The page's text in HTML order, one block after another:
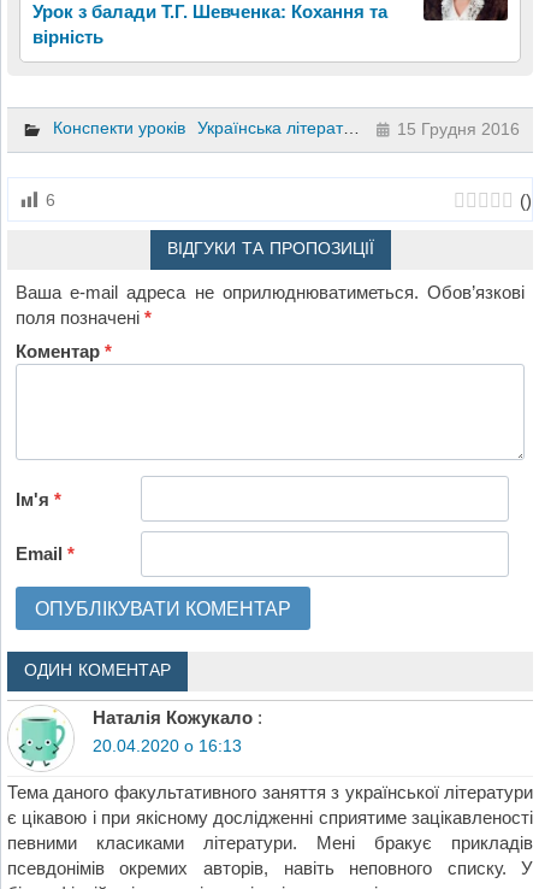
Урок з балади Т.Г. Шевченка: Кохання та
вірність
Конспекти уроків Українська література 10 клас 11 клас
15 Грудня 2016
6 ()
ВІДГУКИ ТА ПРОПОЗИЦІЇ
Ваша e-mail адреса не оприлюднюватиметься. Обов’язкові
поля позначені*
Коментар*
Ім'я*
Email*
ОДИН КОМЕНТАР
Наталія Кожукало :
20.04.2020 о 16:13
Тема даного факультативного заняття з української літератури
є цікавою і при якісному дослідженні сприятиме зацікавленості
певними класиками літератури. Мені бракує прикладів
псевдонімів окремих авторів, навіть неповного списку. У